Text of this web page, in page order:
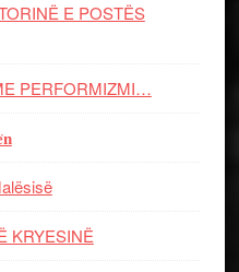
E POSTËS
PERFORMIZMI…
KRYESINË